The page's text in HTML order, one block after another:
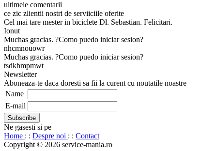
ultimele comentarii
ce zic zlientii nostri de serviiciile oferite
Cel mai tare mester in biciclete Dl. Sebastian. Felicitari.
Ionut
Muchas gracias. ?Como puedo iniciar sesion?
nhcmnouowr
Muchas gracias. ?Como puedo iniciar sesion?
tsdkbmpmwt
Newsletter
Aboneaza-te daca doresti sa fii la curent cu noutatile noastre
Name
E-mail
Ne gasesti si pe
Home : : Despre noi : : Contact
Copyright © 2026 service-mania.ro